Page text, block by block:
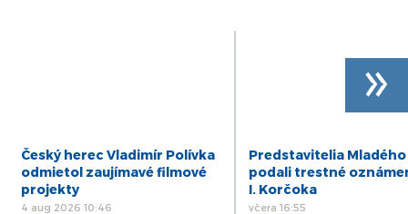
Český herec Vladimír Polívka
odmietol zaujímavé filmové
projekty
4 aug 2026 10:46
Predstavitelia Mladého
podali trestné
I. Korčoka
včera 16:55
»